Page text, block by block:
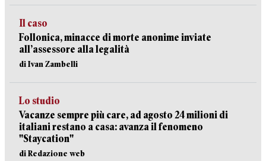
Il caso
Follonica, minacce di morte anonime inviate
all’assessore alla legalità
di Ivan Zambelli
Lo studio
Vacanze sempre più care, ad agosto 24 milioni di
italiani restano a casa: avanza il fenomeno
"Staycation"
di Redazione web